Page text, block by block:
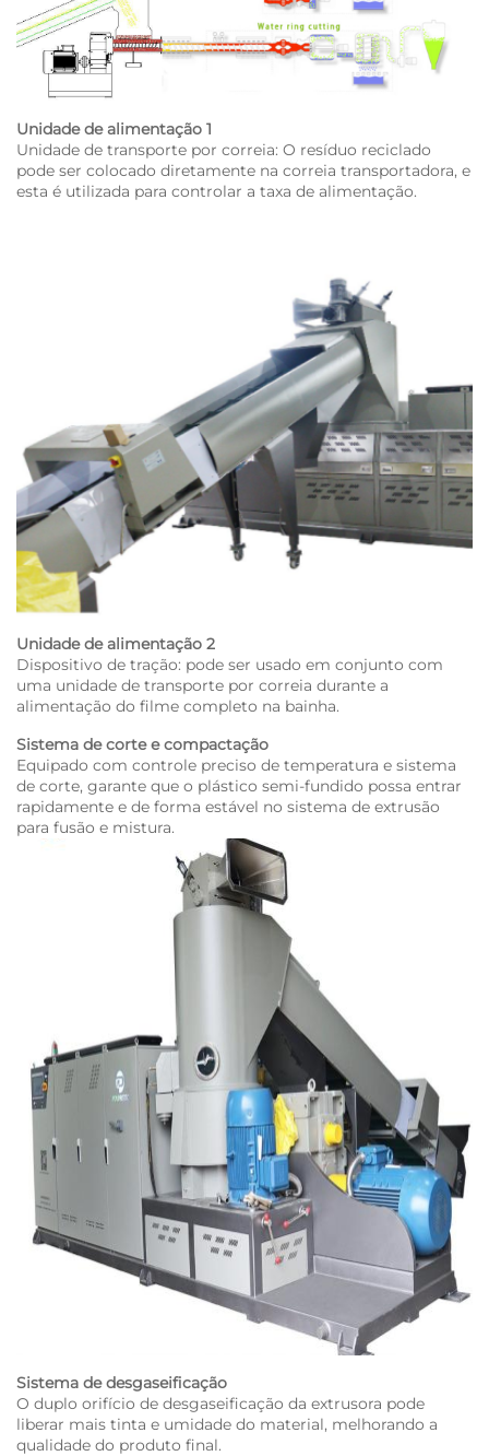
Unidade de alimentação 1
Unidade de transporte por correia: O resíduo reciclado
pode ser colocado diretamente na correia transportadora, e
esta é utilizada para controlar a taxa de alimentação.
Unidade de alimentação 2
Dispositivo de tração: pode ser usado em conjunto com
uma unidade de transporte por correia durante a
alimentação do filme completo na bainha.
Sistema de corte e compactação
Equipado com controle preciso de temperatura e sistema
de corte, garante que o plástico semi-fundido possa entrar
rapidamente e de forma estável no sistema de extrusão
para fusão e mistura.
Sistema de desgaseificação
O duplo orifício de desgaseificação da extrusora pode
liberar mais tinta e umidade do material, melhorando a
qualidade do produto final.